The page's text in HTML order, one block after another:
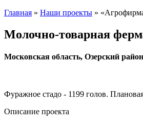
Главная » Наши проекты »
Молочно-товарная
Московская область, Озерский
Фуражное стадо - 1199 голов.
Описание проекта